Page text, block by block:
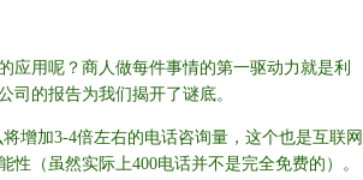
应用呢？商人做每件事情的第一驱动力就是利
司的报告为我们揭开了谜底。
增加3-4倍左右的电话咨询量，这个也是互联网
（虽然实际上400电话并不是完全免费的）。